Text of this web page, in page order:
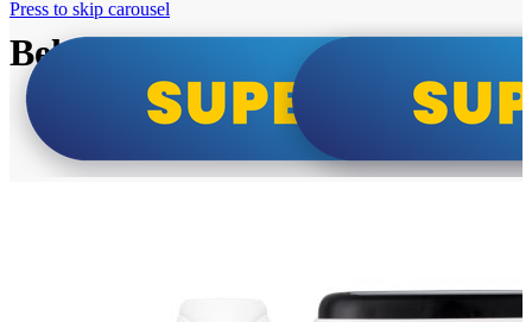
Beko i Tesla super cene
Press to skip carousel